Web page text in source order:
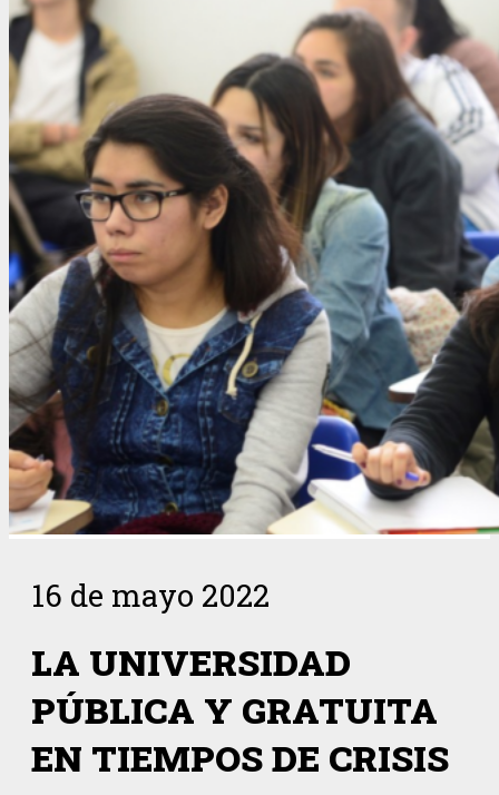
16 de mayo 2022
LA UNIVERSIDAD
PÚBLICA Y GRATUITA
EN TIEMPOS DE CRISIS